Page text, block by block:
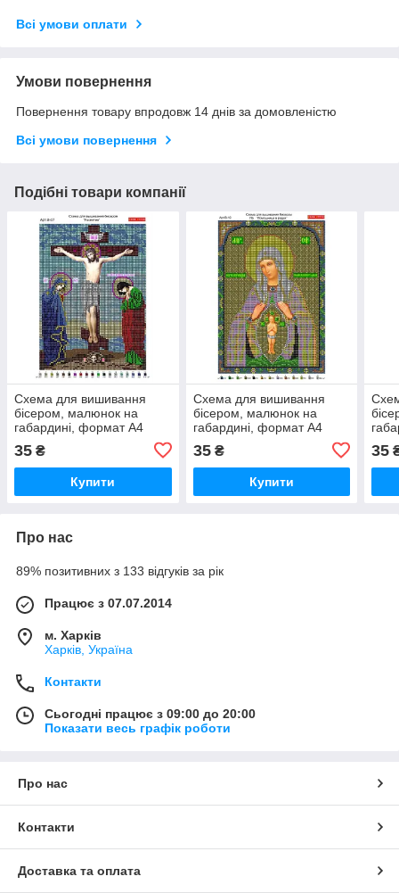
Всі умови оплати
Умови повернення
Повернення товару впродовж 14 днів за домовленістю
Всі умови повернення
Подібні товари компанії
Схема для вишивання
бісером, малюнок на
габардині, формат А4
35 ₴
Купити
Схема для вишивання
бісером, малюнок на
габардині, формат А4
35₴
Купити
35
Про нас
89% позитивних з 133 відгуків за рік
Працює з 07.07.2014
м. Харків
Харків, Україна
Контакти
Сьогодні працює з 09:00 до 20:00
Показати весь графік роботи
Про нас
Контакти
Доставка та оплата